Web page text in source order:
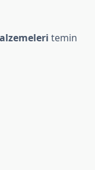
temin